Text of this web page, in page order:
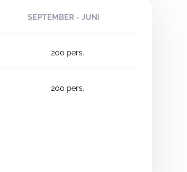
SEPTEMBER - JUNI
200 pers.
200 pers.